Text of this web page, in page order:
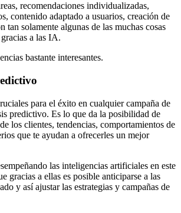
recomendaciones individualizadas,
contenido adaptado a usuarios, creación de
tan solamente algunas de las muchas cosas
a las IA.
bastante interesantes.
para el éxito en cualquier campaña de
predictivo. Es lo que da la posibilidad de
los clientes, tendencias, comportamientos de
que te ayudan a ofrecerles un mejor
las inteligencias artificiales en este
gracias a ellas es posible anticiparse a las
y así ajustar las estrategias y campañas de